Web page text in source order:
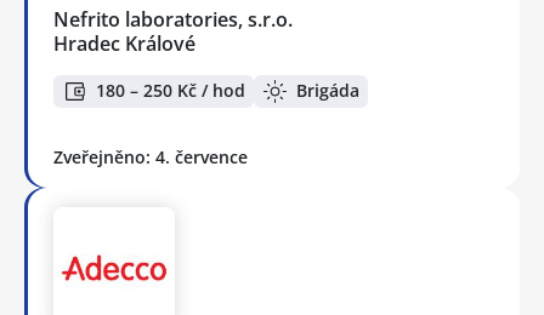
Nefrito laboratories, s.r.o.
Hradec Králové
180 – 250 Kč / hod Brigáda
Zveřejněno: 4. července